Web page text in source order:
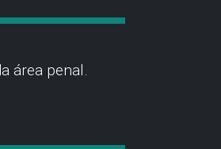
área penal.